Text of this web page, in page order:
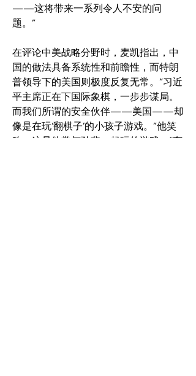
——这将带来一系列令人不安的问
题。”
在评论中美战略分野时，麦凯指出，中
国的做法具备系统性和前瞻性，而特朗
普领导下的美国则极度反复无常。“习近
平主席正在下国际象棋，一步步谋局。
而我们所谓的安全伙伴——美国——却
像是在玩‘翻棋子’的小孩子游戏。”他笑
称，这是他常与孙辈一起玩的游戏，“有